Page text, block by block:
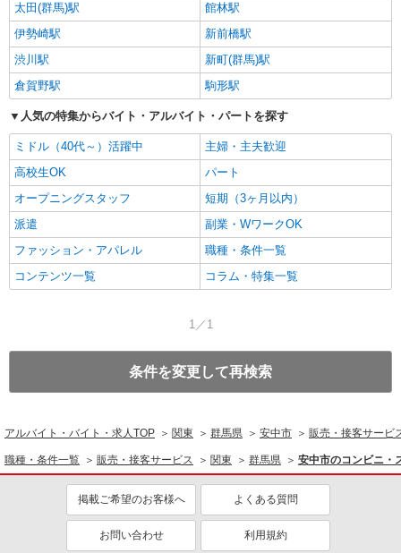
太田(群馬)駅
館林駅
伊勢崎駅
新前橋駅
渋川駅
新町(群馬)駅
倉賀野駅
駒形駅
人気の特集からバイト・アルバイト・パートを探す
ミドル（40代～）活躍中
主婦・主夫歓迎
高校生OK
パート
オープニングスタッフ
短期（3ヶ月以内）
派遣
副業・WワークOK
ファッション・アパレル
職種・条件一覧
コンテンツ一覧
コラム・特集一覧
1／1
条件を変更して再検索
アルバイト・バイト・求人TOP 関東 群馬県 安中市 販売・接客サービ
職種・条件一覧 販売・接客サービス 関東 群馬県 安中市のコンビニ・
掲載ご希望のお客様へ よくある質問
お問い合わせ 利用規約